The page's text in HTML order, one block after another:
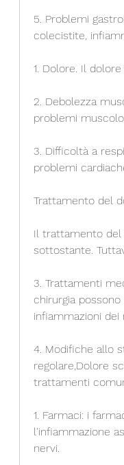
5. Problemi
colecistite,
1. Dolore. Il
2. Debolezza
problemi
3. Difficoltà a
problemi
Trattamento del
Il trattamento del
sottostante.
3. Trattamenti
chirurgia
infiammazioni dei
4. Modifiche allo
regolare,Dolore
trattamenti
1. Farmaci: i
l'infiammazione
nervi.